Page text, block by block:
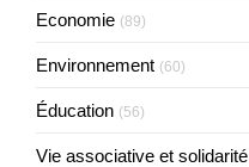
Economie (89)
Environnement (60)
Éducation (56)
Vie associative et solidarité